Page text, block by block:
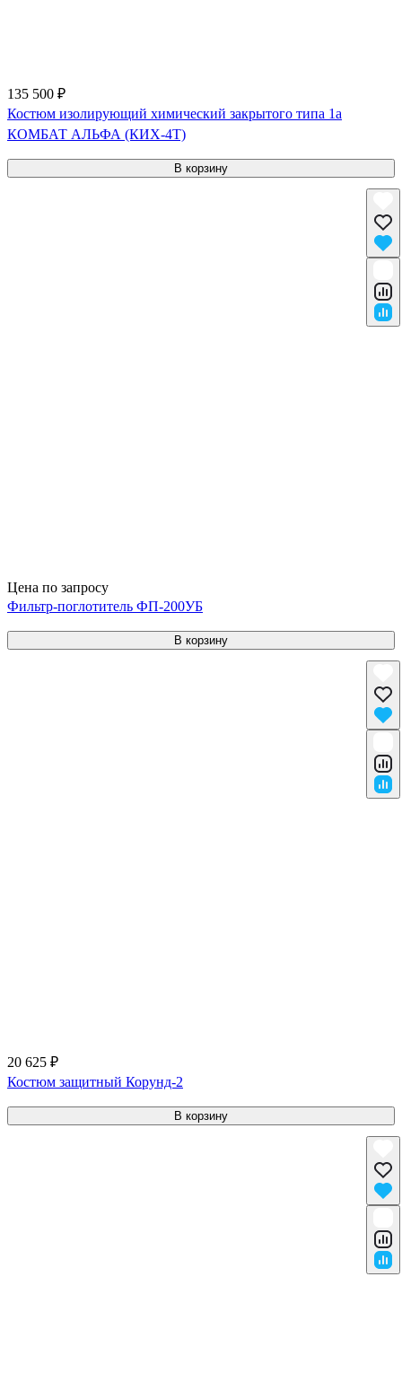
135 500 ₽
Костюм изолирующий химический закрытого типа 1a
КОМБАТ АЛЬФА (КИХ-4Т)
В корзину
Цена по запросу
Фильтр-поглотитель ФП-200УБ
В корзину
20 625 ₽
Костюм защитный Корунд-2
В корзину